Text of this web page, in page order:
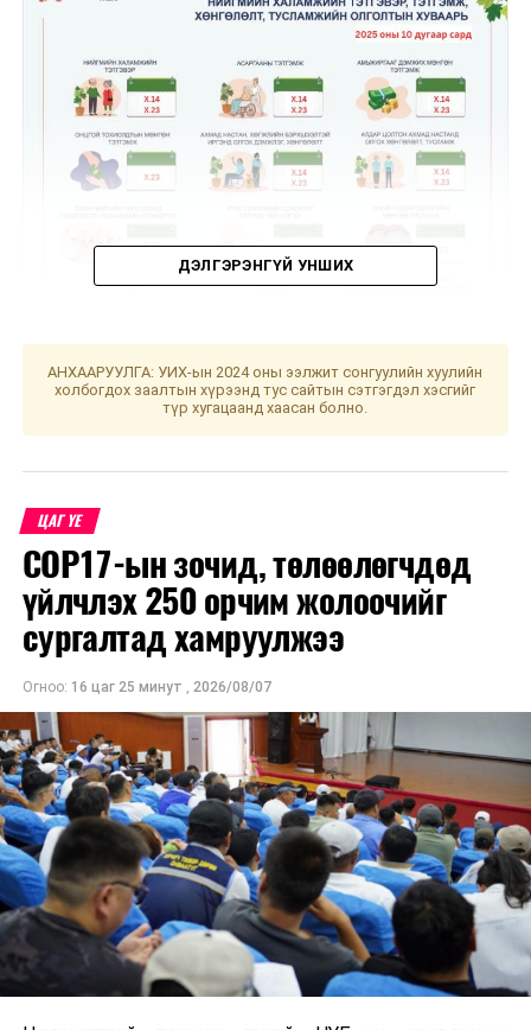
УНШСАН: 1181
ДАРААХ МЭДЭЭ
зарлахаар бэлтгэл ажлыг хангаж байна
ӨМНӨХ МЭДЭЭ
"I pad air 4, I Phone 16 promax загварын гар утас
зарна” гэх зарын дагуу очиж дээрэмджээ
ДЭЛГЭРЭНГҮЙ УНШИХ
АНХААРУУЛГА: УИХ-ын 2024 оны ээлжит сонгуулийн хуулийн
холбогдох заалтын хүрээнд тус сайтын сэтгэгдэл хэсгийг
түр хугацаанд хаасан болно.
ЦАГ ҮЕ
COP17-ын зочид, төлөөлөгчдөд
үйлчлэх 250 орчим жолоочийг
сургалтад хамруулжээ
Огноо: 16 цаг 25 минут , 2026/08/07